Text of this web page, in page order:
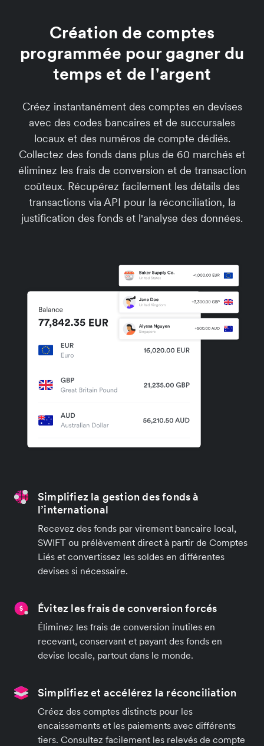
Création de comptes
programmée pour gagner du
temps et de l'argent
Créez instantanément des comptes en devises
avec des codes bancaires et de succursales
locaux et des numéros de compte dédiés.
Collectez des fonds dans plus de 60 marchés et
éliminez les frais de conversion et de transaction
coûteux. Récupérez facilement les détails des
transactions via API pour la réconciliation, la
justification des fonds et l'analyse des données.
Simplifiez la gestion des fonds à
l’international
Recevez des fonds par virement bancaire local,
SWIFT ou prélèvement direct à partir de Comptes
Liés et convertissez les soldes en différentes
devises si nécessaire.
Évitez les frais de conversion forcés
Éliminez les frais de conversion inutiles en
recevant, conservant et payant des fonds en
devise locale, partout dans le monde.
Simplifiez et accélérez la réconciliation
Créez des comptes distincts pour les
encaissements et les paiements avec différents
tiers. Consultez facilement les relevés de compte